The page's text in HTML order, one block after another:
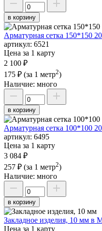
в корзину
Арматурная сетка 150*150
артикул: 6521
Цена за 1 карту
2 100 ₽
175 ₽ (за 1 метр2)
Наличие: много
в корзину
Арматурная сетка 100*100
артикул: 6495
Цена за 1 карту
3 084 ₽
257 ₽ (за 1 метр2)
Наличие: много
в корзину
Закладное изделия, 10 мм в
Цена за 1 карту